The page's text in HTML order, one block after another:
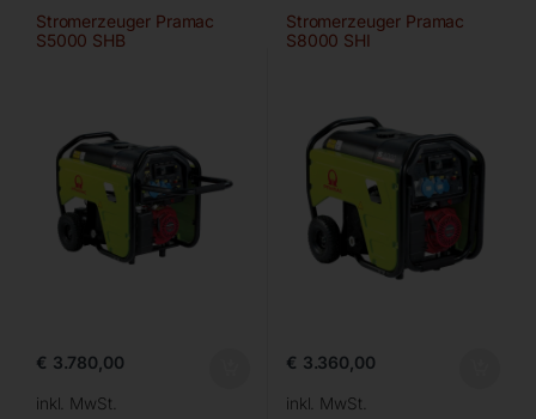
Stromerzeuger Pramac
S5000 SHB
€ 3.780,00
inkl. MwSt.
Stromerzeuger Pramac
S8000 SHI
€ 3.360,00
inkl. MwSt.